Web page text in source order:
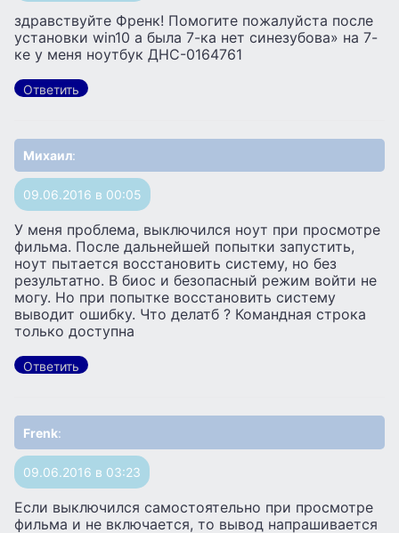
здравствуйте Френк! Помогите пожалуйста после
установки win10 а была 7-ка нет синезубова» на 7-
ке у меня ноутбук ДНС-0164761
Ответить
Михаил:
09.06.2016 в 00:05
У меня проблема, выключился ноут при просмотре
фильма. После дальнейшей попытки запустить,
ноут пытается восстановить систему, но без
результатно. В биос и безопасный режим войти не
могу. Но при попытке восстановить систему
выводит ошибку. Что делатб ? Командная строка
только доступна
Ответить
Frenk:
09.06.2016 в 03:23
Если выключился самостоятельно при просмотре
фильма и не включается, то вывод напрашивается